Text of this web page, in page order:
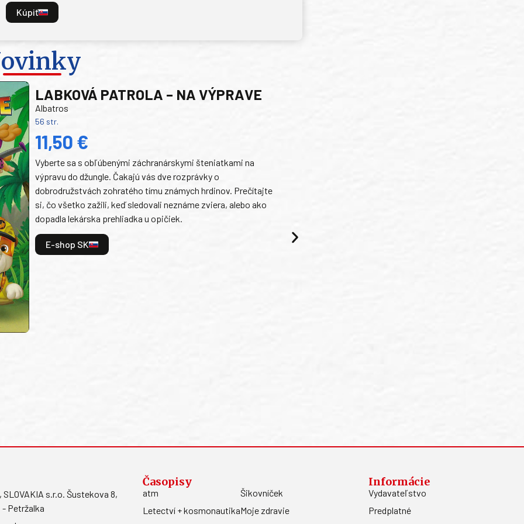
Kúpiť
LABKOVÁ PATROLA – NA VÝPRAVE
Albatros
56 str.
11,50 €
Vyberte sa s obľúbenými záchranárskymi šteniatkami na
výpravu do džungle. Čakajú vás dve rozprávky o
dobrodružstvách zohratého tímu známych hrdinov. Prečítajte
si, čo všetko zažili, keď sledovali neznáme zviera, alebo ako
dopadla lekárska prehliadka u opičiek.
E-shop SK
SLOVAKIA s.r.o. Šustekova 8,
- Petržalka
Časopisy
atm
Letectví + kosmonautika
Šikovníček
Moje zdravie
Informácie
Vydavateľstvo
Predplatné